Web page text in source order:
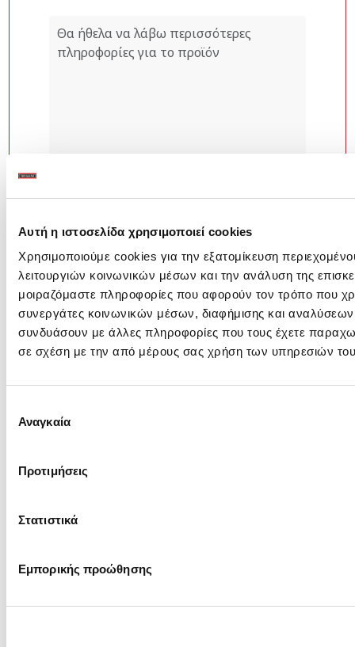
Αυτή η ιστοσελίδα χρησιμοποιεί cookies
Χρησιμοποιούμε cookies για την εξατομίκευση
λειτουργιών κοινωνικών μέσων και την ανάλυση της
μοιραζόμαστε πληροφορίες που αφορούν τον τρόπο που
συνεργάτες κοινωνικών μέσων, διαφήμισης και αναλύσεων,
συνδυάσουν με άλλες πληροφορίες που τους έχετε
σε σχέση με την από μέρους σας χρήση των υπηρεσιών
συγκατάθεσης
Αναγκαία
Προτιμήσεις
Στατιστικά
Εμπορικής προώθησης
*Δηλώνω πως έχω διαβάσει και
κατανοώ τηνΠολιτική Απορρήτουτης
εταιρείας.